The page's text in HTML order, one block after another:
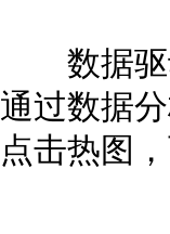
数据驱动
通过数据
点击热图